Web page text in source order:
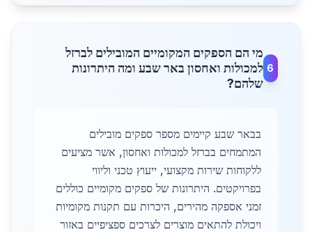
6
מי הם הספקים המקומיים המובילים לברזל
למכולות ואחסון באר שבע ומה היתרונות
שלהם?
בבאר שבע קיימים מספר ספקים מובילים
המתמחים בברזל למכולות ואחסון, אשר מציעים
ללקוחות שירות מקצועי, ייעוץ טכני וליווי
בפרויקטים. היתרונות של ספקים מקומיים כוללים
זמני אספקה מהירים, היכרות עם תקנות מקומיות
ויכולת להתאים מוצרים לצרכים ספציפיים באזור